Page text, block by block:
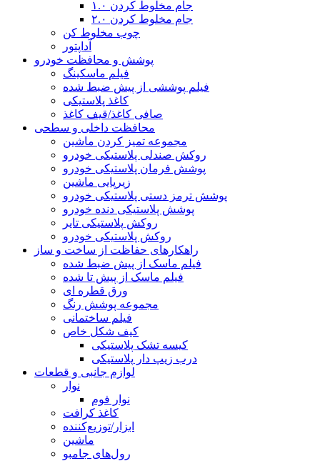
جام مخلوط کردن ۱.۰
جام مخلوط کردن ۲.۰
چوب مخلوط کن
آداپتور
پوشش و محافظت خودرو
فیلم ماسکینگ
فیلم پوششی از پیش ضبط شده
کاغذ پلاستیکی
صافی کاغذ/قیف کاغذ
محافظت داخلی و سطحی
مجموعه تمیز کردن ماشین
روکش صندلی پلاستیکی خودرو
پوشش فرمان پلاستیکی خودرو
زیرپایی ماشین
پوشش ترمز دستی پلاستیکی خودرو
پوشش پلاستیکی دنده خودرو
روکش پلاستیکی تایر
روکش پلاستیکی خودرو
راهکارهای حفاظت از ساخت و ساز
فیلم ماسک از پیش ضبط شده
فیلم ماسک از پیش تا شده
ورق قطره ای
مجموعه پوشش رنگ
فیلم ساختمانی
کیف شکل خاص
کیسه تشک پلاستیکی
درب زیپ دار پلاستیکی
لوازم جانبی و قطعات
نوار
نوار فوم
کاغذ کرافت
ابزار/توزیع‌کننده
ماشین
رول‌های جامبو